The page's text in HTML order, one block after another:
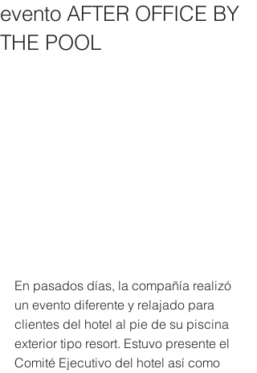
evento AFTER OFFICE BY
THE POOL
En pasados días, la compañía realizó
un evento diferente y relajado para
clientes del hotel al pie de su piscina
exterior tipo resort. Estuvo presente el
Comité Ejecutivo del hotel así como